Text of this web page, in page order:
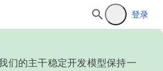
登录
们的主干稳定开发模型保持一